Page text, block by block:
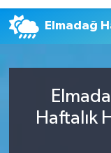
Elmadağ
Haftalık
Tüm
Son Dakika